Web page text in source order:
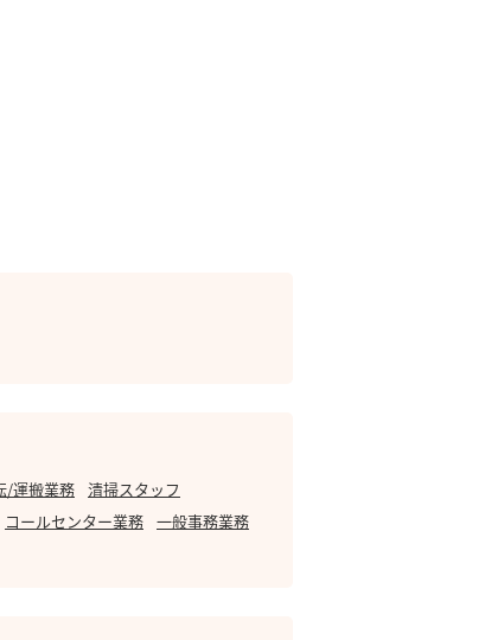
/運搬業務 清掃スタッフ
コールセンター業務 一般事務業務